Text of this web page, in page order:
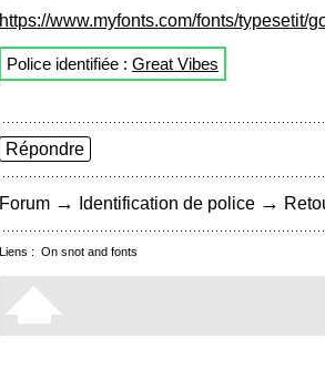
https://www.myfonts.com/fonts/typesetit/
Police identifiée : Great Vibes
Répondre
Forum → Identification de police →
Liens : On snot and fonts